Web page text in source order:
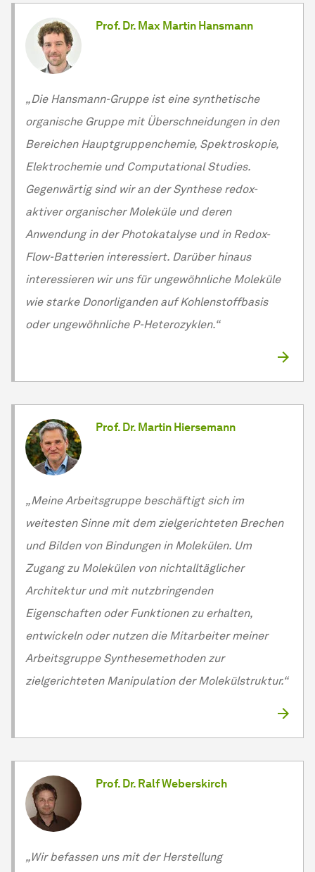
Prof. Dr. Max Martin Hansmann
„Die Hansmann-Gruppe ist eine synthetische
organische Gruppe mit Überschneidungen in den
Bereichen Hauptgruppenchemie, Spektroskopie,
Elektrochemie und Computational Studies.
Gegenwärtig sind wir an der Synthese redox-
aktiver organischer Moleküle und deren
Anwendung in der Photokatalyse und in Redox-
Flow-Batterien interessiert. Darüber hinaus
interessieren wir uns für ungewöhnliche Moleküle
wie starke Donorliganden auf Kohlenstoffbasis
oder ungewöhnliche P-Heterozyklen.“
Prof. Dr. Martin Hiersemann
„Meine Arbeitsgruppe beschäftigt sich im
weitesten Sinne mit dem zielgerichteten Brechen
und Bilden von Bindungen in Mo­le­kü­len. Um
Zugang zu Mo­le­kü­lenvon nichtalltäglicher
Architektur und mit nutzbringenden
Eigenschaften oder Funktionen zu erhalten,
entwickeln oder nutzen die Mit­ar­bei­termeiner
Arbeitsgruppe Synthesemethoden zur
zielgerichteten Manipulation der Molekülstruktur.“
Prof. Dr. Ralf Weberskirch
„Wir befassen uns mit derHer­stel­lung